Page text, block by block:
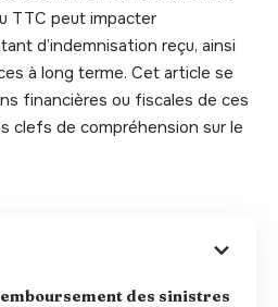
TTC peut impacter
d’indemnisation reçu, ainsi
à long terme. Cet article se
financières ou fiscales de ces
clefs de compréhension sur le
des sinistres